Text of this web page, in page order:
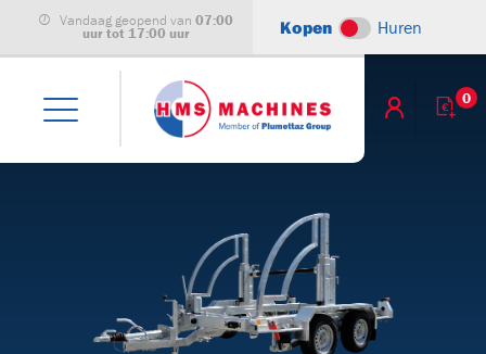
Vandaag geopend van 07:00
uur tot 17:00 uur Kopen Huren
0